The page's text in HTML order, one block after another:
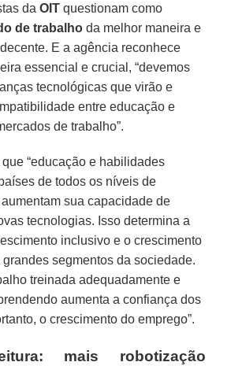
daOIT questionam como
de trabalho da melhor maneira e
E a agência reconhece
essencial e crucial, “devemos
tecnológicas que virão e
entre educação e
de trabalho”.
“educação e habilidades
de todos os níveis de
sua capacidade de
tecnologias. Isso determina a
inclusivo e o crescimento
segmentos da sociedade.
treinada adequadamente e
aumenta a confiança dos
o crescimento do emprego”.
mais robotização